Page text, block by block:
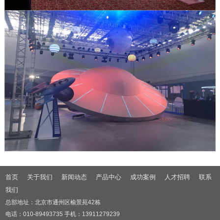
首页 关于我们 新闻动态 产品中心 成功案例 人才招聘
联系
我们
总部地址：北京市通州区榆景苑42栋
电话：010-89493735 手机：13911279239